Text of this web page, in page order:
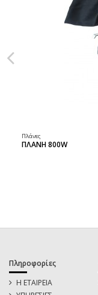
Πλάνες
ΠΛΑΝΗ 800W
Πληροφορίες
Η ΕΤΑΙΡΕΙΑ